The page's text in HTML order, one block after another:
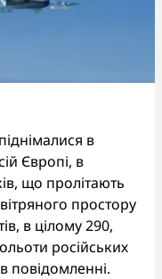
в
Європі, в
що пролітають
простору
в цілому 290,
російських
повідомленні.